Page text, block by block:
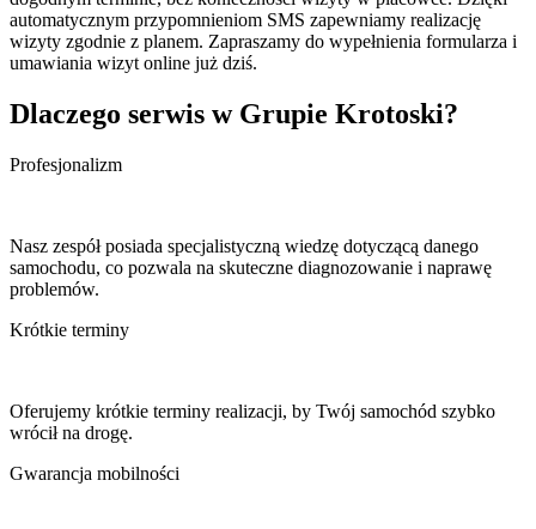
automatycznym przypomnieniom SMS zapewniamy realizację
wizyty zgodnie z planem. Zapraszamy do wypełnienia formularza i
umawiania wizyt online już dziś.
Dlaczego serwis w Grupie Krotoski?
Profesjonalizm
Nasz zespół posiada specjalistyczną wiedzę dotyczącą danego
samochodu, co pozwala na skuteczne diagnozowanie i naprawę
problemów.
Krótkie terminy
Oferujemy krótkie terminy realizacji, by Twój samochód szybko
wrócił na drogę.
Gwarancja mobilności